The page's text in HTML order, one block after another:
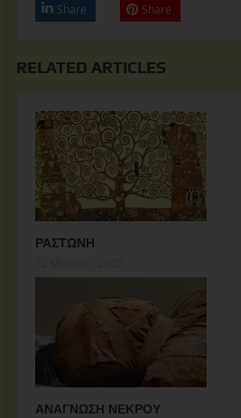
Share Share
RELATED ARTICLES
ΡΑΣΤΩΝΗ
ΑΝΑΓΝΩΣΗ ΝΕΚΡΟΥ